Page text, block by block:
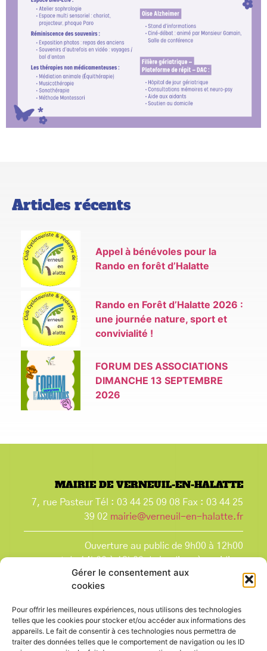
Gérer le consentement aux
cookies
Pour offrir les meilleures expériences, nous utilisons des technologies
telles que les cookies pour stocker et/ou accéder aux informations des
appareils. Le fait de consentir à ces technologies nous permettra de
traiter des données telles que le comportement de navigation ou les ID
Articles récents
Appel à bénévoles pour la
Rando en forêt d’Halatte
Rando en Forêt d’Halatte 2026 :
une journée nature, sport et
convivialité !
FORUM DES ASSOCIATIONS
DIMANCHE 13 SEPTEMBRE
2026
MAIRIE DE VERNEUIL-EN-HALATTE
7, rue Pasteur Tél : 03 44 25 09 08 Fax : 03 44 25
39 02 mairie@verneuil-en-halatte.fr
Ouverture au public de 9h00 à 12h00
et de 14h00 à 18h00 du lundi après-midi au
vendredi,
et le samedi de 9h00 à 12h00.
que les jours fériés.